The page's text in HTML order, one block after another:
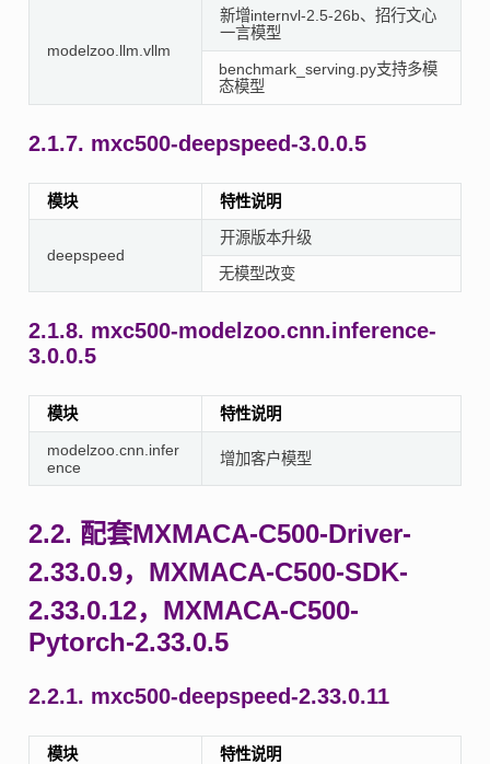
modelzoo.llm.vllm
新增internvl-2.5-26b、招行文心
一言模型
benchmark_serving.py支持多模
态模型
2.1.7. mxc500-deepspeed-3.0.0.5
模块 特性说明
deepspeed
开源版本升级
无模型改变
2.1.8. mxc500-modelzoo.cnn.inference-
3.0.0.5
模块 特性说明
modelzoo.cnn.infer
ence
增加客户模型
2.2. 配套MXMACA-C500-Driver-
2.33.0.9，MXMACA-C500-SDK-
2.33.0.12，MXMACA-C500-
Pytorch-2.33.0.5
2.2.1. mxc500-deepspeed-2.33.0.11
模块 特性说明